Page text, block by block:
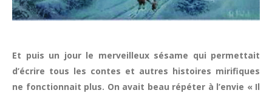
Et puis un jour le merveilleux sésame qui permettait
d’écrire tous les contes et autres histoires mirifiques
ne fonctionnait plus. On avait beau répéter à l’envie « Il